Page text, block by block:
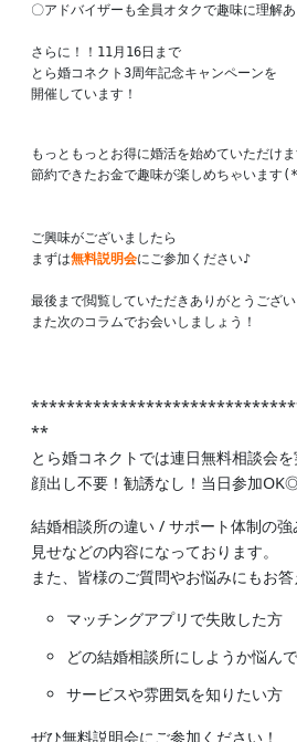
〇アドバイザーも全員オタクで趣味に理解
さらに！！11月16日まで
とら婚コネクト3周年記念キャンペーンを
開催しています！️
もっともっとお得に婚活を始めていただけ
節約できたお金で趣味が楽しめちゃいます
ご興味がございましたら
まずは無料説明会にご参加ください♪
最後まで閲覧していただきありがとうござい
また次のコラムでお会いしましょう！
**
とら婚コネクトでは連日無料相談会を
顔出し不要！勧誘なし！当日参加
結婚相談所の違い / サポート体制の
見せなどの内容になっております。
また、皆様のご質問やお悩みにもお答
マッチングアプリで失敗した方
どの結婚相談所にしようか悩ん
サービスや雰囲気を知りたい方
ぜひ無料説明会にご参加ください！